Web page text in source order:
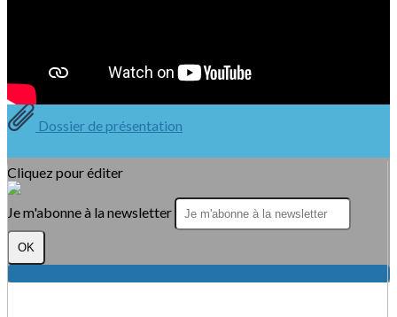
Cliquez pour éditer
Je m'abonne à la newsletter
OK
Dossier de présentation